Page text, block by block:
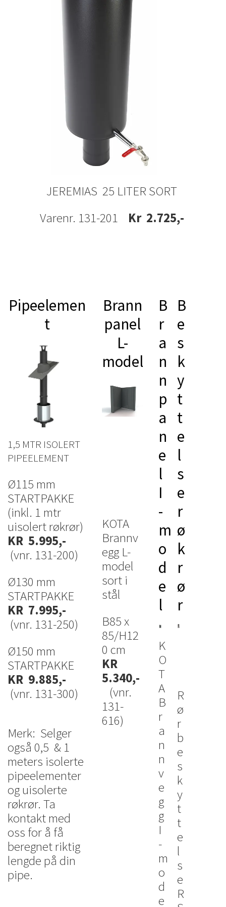
JEREMIAS 25 LITER SORT
Varenr. 131-201
Kr 2.725,-
Pipeelemen
t
1,5 MTR ISOLERT
PIPEELEMENT
Ø115 mm
STARTPAKKE
(inkl. 1 mtr
uisolert røkrør)
KR 5.995,-
(vnr. 131-200)
Ø130 mm
STARTPAKKE
KR 7.995,-
(vnr. 131-250)
Ø150 mm
STARTPAKKE
KR 9.885,-
(vnr. 131-300)
Merk: Selger
også 0,5 & 1
meters isolerte
pipeelementer
og uisolerte
røkrør. Ta
kontakt med
oss for å få
beregnet riktig
lengde på din
pipe.
Brann
panel
L-
model
KOTA
Brannv
egg L-
model
sort i
stål
B85 x
85/H12
0 cm
KR
5.340,-
(vnr.
131-
616)
B
r
a
n
n
p
a
n
e
l
I
-
m
o
d
e
l
K
O
T
A
B
r
a
n
n
v
e
g
g
I
-
m
o
d
e
B
e
s
k
y
t
t
e
l
s
e
r
ø
k
r
ø
r
R
ø
r
b
e
s
k
y
t
t
e
l
s
e
R